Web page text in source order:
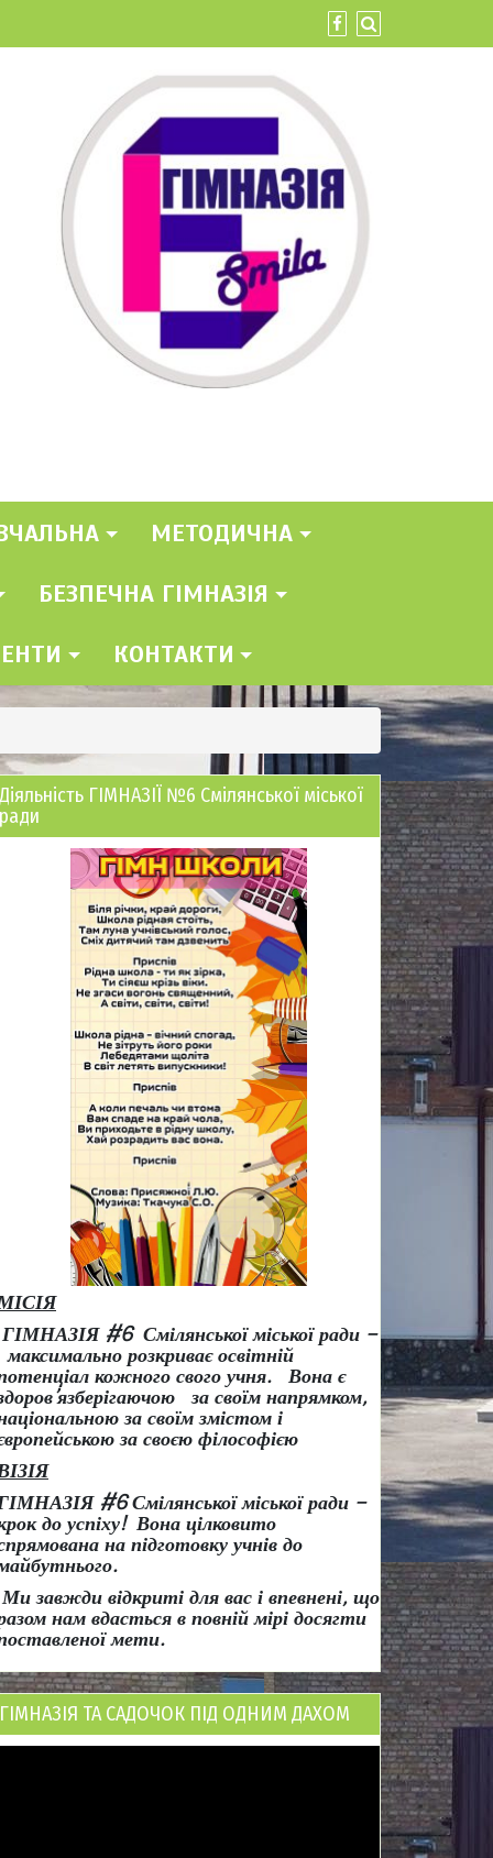
МЕТОДИЧНА
БЕЗПЕЧНА ГІМНАЗІЯ
КОНТАКТИ
Діяльність ГІМНАЗІЇ №6 Смілянської міської
ради
ГІМНАЗІЯ #6 Смілянської міської ради –
розкриває освітній
кожного свого учня.
Вона є
’язберігаючою за своїм напрямком,
за своїм змістом і
за своєю філософією
#6 Смілянської міської ради –
до успіху! Вона цілковито
на підготовку учнів до
Ми завжди відкриті для вас і впевнені, що
нам вдасться в повній мірі досягти
мети.
ГІМНАЗІЯ ТА САДОЧОК ПІД ОДНИМ ДАХОМ